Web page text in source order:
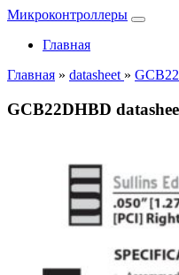
Микроконтроллеры
Главная
Главная » datasheet »
GCB22DHBD